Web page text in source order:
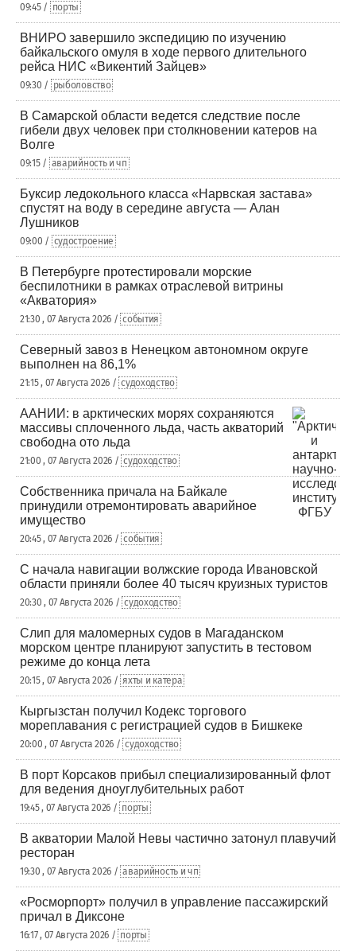
09:45 / порты
ВНИРО завершило экспедицию по изучению
байкальского омуля в ходе первого длительного
рейса НИС «Викентий Зайцев»
09:30 / рыболовство
В Самарской области ведется следствие после
гибели двух человек при столкновении катеров на
Волге
09:15 / аварийность и чп
Буксир ледокольного класса «Нарвская застава»
спустят на воду в середине августа — Алан
Лушников
09:00 / судостроение
В Петербурге протестировали морские
беспилотники в рамках отраслевой витрины
«Акватория»
21:30 , 07 Августа 2026 / события
Северный завоз в Ненецком автономном округе
выполнен на 86,1%
21:15 , 07 Августа 2026 / судоходство
ААНИИ: в арктических морях сохраняются
массивы сплоченного льда, часть акваторий
свободна ото льда
21:00 , 07 Августа 2026 / судоходство
Собственника причала на Байкале
принудили отремонтировать аварийное
имущество
20:45 , 07 Августа 2026 / события
С начала навигации волжские города Ивановской
области приняли более 40 тысяч круизных туристов
20:30 , 07 Августа 2026 / судоходство
Слип для маломерных судов в Магаданском
морском центре планируют запустить в тестовом
режиме до конца лета
20:15 , 07 Августа 2026 / яхты и катера
Кыргызстан получил Кодекс торгового
мореплавания с регистрацией судов в Бишкеке
20:00 , 07 Августа 2026 / судоходство
В порт Корсаков прибыл специализированный флот
для ведения дноуглубительных работ
19:45 , 07 Августа 2026 / порты
В акватории Малой Невы частично затонул плавучий
ресторан
19:30 , 07 Августа 2026 / аварийность и чп
«Росморпорт» получил в управление пассажирский
причал в Диксоне
16:17 , 07 Августа 2026 / порты